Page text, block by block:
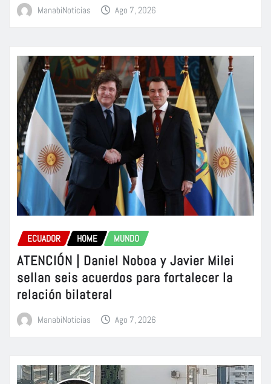
ManabiNoticias Ago 7, 2026
ECUADOR HOME MUNDO
ATENCIÓN | Daniel Noboa y Javier Milei
sellan seis acuerdos para fortalecer la
relación bilateral
ManabiNoticias Ago 7, 2026